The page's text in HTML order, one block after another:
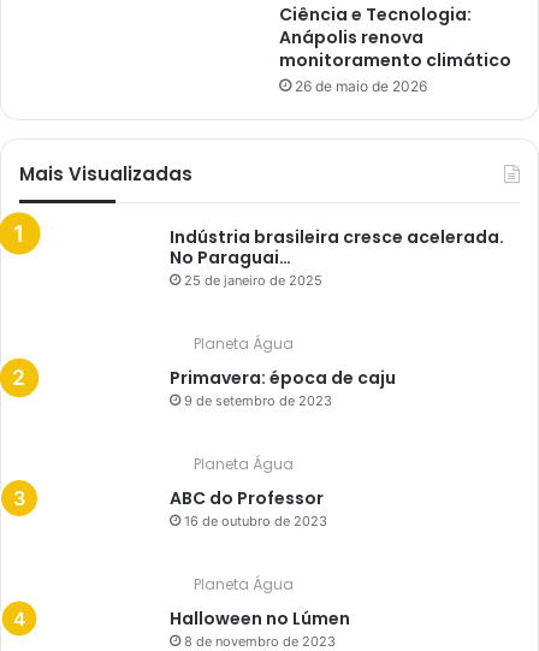
Ciência e Tecnologia:
Anápolis renova
monitoramento climático
26 de maio de 2026
Mais Visualizadas
Indústria brasileira cresce acelerada.
No Paraguai…
25 de janeiro de 2025
Planeta Água
Primavera: época de caju
9 de setembro de 2023
Planeta Água
ABC do Professor
16 de outubro de 2023
Planeta Água
Halloween no Lúmen
8 de novembro de 2023